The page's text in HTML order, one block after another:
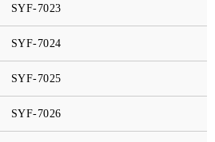
SYF-7023
SYF-7024
SYF-7025
SYF-7026